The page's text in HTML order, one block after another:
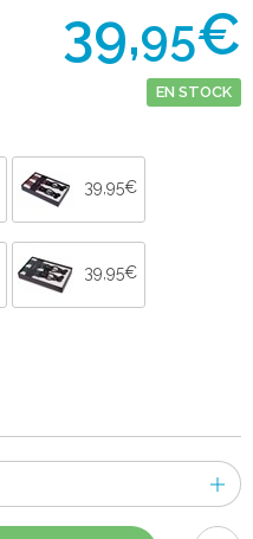
39,95€
EN STOCK
39,95€
39,95€